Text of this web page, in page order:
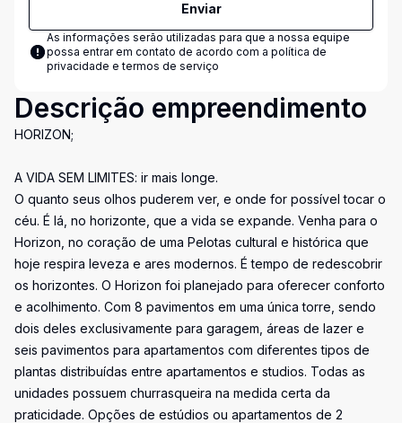
Enviar
As informações serão utilizadas para que a nossa equipe
possa entrar em contato de acordo com a política de
privacidade e termos de serviço
Descrição empreendimento
HORIZON;
A VIDA SEM LIMITES: ir mais longe.
O quanto seus olhos puderem ver, e onde for possível tocar o
céu. É lá, no horizonte, que a vida se expande. Venha para o
Horizon, no coração de uma Pelotas cultural e histórica que
hoje respira leveza e ares modernos. É tempo de redescobrir
os horizontes. O Horizon foi planejado para oferecer conforto
e acolhimento. Com 8 pavimentos em uma única torre, sendo
dois deles exclusivamente para garagem, áreas de lazer e
seis pavimentos para apartamentos com diferentes tipos de
plantas distribuídas entre apartamentos e studios. Todas as
unidades possuem churrasqueira na medida certa da
praticidade. Opções de estúdios ou apartamentos de 2